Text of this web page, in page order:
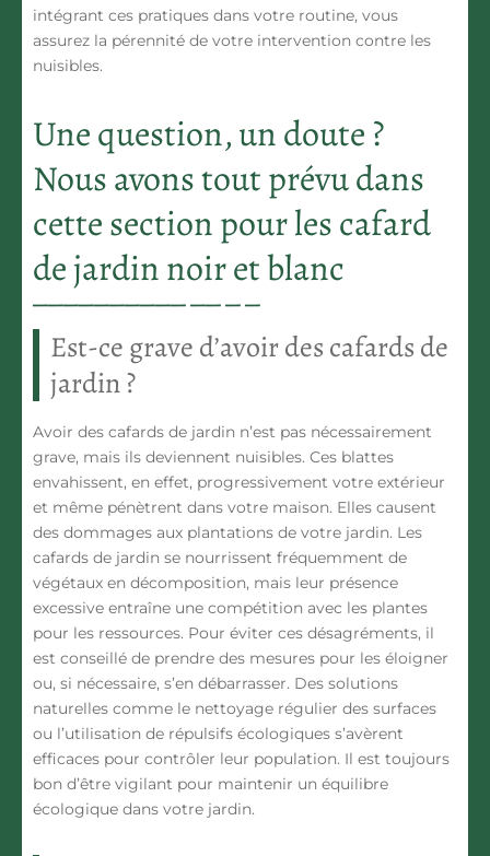
intégrant ces pratiques dans votre routine, vous
assurez la pérennité de votre intervention contre les
nuisibles.
Une question, un doute ?
Nous avons tout prévu dans
cette section pour les cafard
de jardin noir et blanc
Est-ce grave d’avoir des cafards de
jardin ?
Avoir des cafards de jardin n’est pas nécessairement
grave, mais ils deviennent nuisibles. Ces blattes
envahissent, en effet, progressivement votre extérieur
et même pénètrent dans votre maison. Elles causent
des dommages aux plantations de votre jardin. Les
cafards de jardin se nourrissent fréquemment de
végétaux en décomposition, mais leur présence
excessive entraîne une compétition avec les plantes
pour les ressources. Pour éviter ces désagréments, il
est conseillé de prendre des mesures pour les éloigner
ou, si nécessaire, s’en débarrasser. Des solutions
naturelles comme le nettoyage régulier des surfaces
ou l’utilisation de répulsifs écologiques s’avèrent
efficaces pour contrôler leur population. Il est toujours
bon d’être vigilant pour maintenir un équilibre
écologique dans votre jardin.